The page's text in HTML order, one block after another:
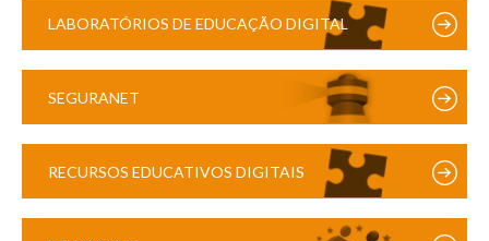
LABORATÓRIOS DE EDUCAÇÃO DIGITAL
SEGURANET
RECURSOS EDUCATIVOS DIGITAIS